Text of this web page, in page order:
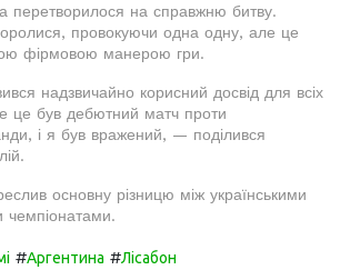
перетворилося на справжню битву.
провокуючи одна одну, але це
фірмовою манерою гри.
надзвичайно корисний досвід для всіх
це був дебютний матч проти
і я був вражений, — поділився
основну різницю між українськими
чемпіонатами.
#Аргентина #Лісабон